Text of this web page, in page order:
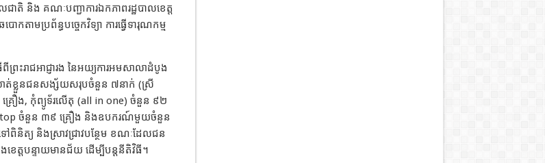
ាតិ និង គណៈបញ្ជាការឯកភាពរដ្ឋបាលខេត្ត
ាមប្រព័ន្ធបច្ចេកវិទ្យា ការធ្វើទារុណកម្ម
រះរាជអាជ្ញារង នៃអយ្យការអមសាលាដំបូង
ឃាត់ខ្លួនជនសង្ស័យសរុបចំនួន ៧នាក់ (ស្រី
គ្រឿង, កុំព្យូទ័រលើតុ (all in one) ចំនួន ៩២
ចំនួន ៣៩ គ្រឿង និងឧបករណ៍មួយចំនួន
និត្យ និងស្រាវជ្រាវបន្ថែម ខណៈដែលជន
ត្តបន្ទាយមានជ័យ ដើម្បីបន្តនីតិវិធី។